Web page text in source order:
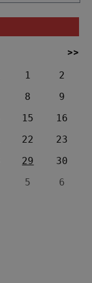
>>
1
2
8
9
15
16
22
23
29
30
5 6